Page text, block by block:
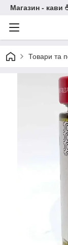
Магазин - кави
Товари та